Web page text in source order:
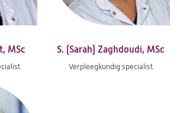
MSc S. (Sarah) Zaghdoudi, MSc
Verpleegkundig specialist